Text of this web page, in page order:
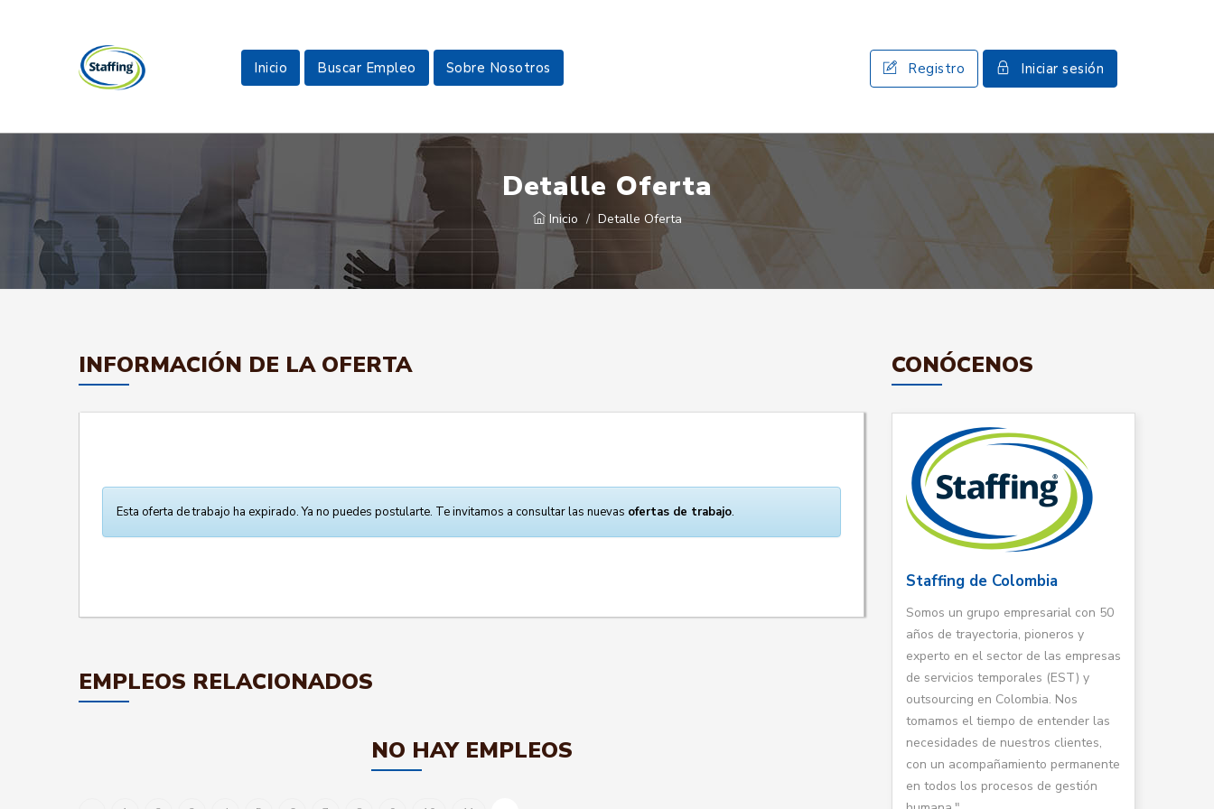
Inicio Buscar Empleo Sobre Nosotros Registro Iniciar sesión
Detalle Oferta
Inicio Detalle Oferta
INFORMACIÓN DE LA OFERTA
Esta oferta de trabajo ha expirado. Ya no puedes postularte. Te invitamos a consultar las nuevas ofertas de trabajo.
EMPLEOS RELACIONADOS
NO HAY EMPLEOS
CONÓCENOS
Staffing de Colombia
Somos un grupo empresarial con 50
años de trayectoria, pioneros y
experto en el sector de las empresas
de servicios temporales (EST) y
outsourcing en Colombia. Nos
tomamos el tiempo de entender las
necesidades de nuestros clientes,
con un acompañamiento permanente
en todos los procesos de gestión